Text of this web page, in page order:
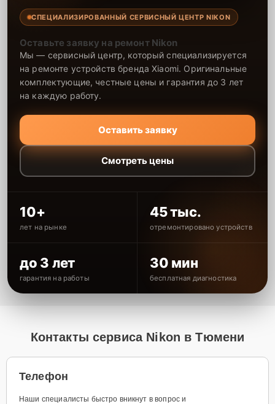
СПЕЦИАЛИЗИРОВАННЫЙ СЕРВИСНЫЙ ЦЕНТР NIKON
Оставьте заявку на ремонт Nikon
Мы — сервисный центр, который специализируется
на ремонте устройств бренда Xiaomi. Оригинальные
комплектующие, честные цены и гарантия до 3 лет
на каждую работу.
Оставить заявку
Смотреть цены
10+
лет на рынке
45 тыс.
отремонтировано устройств
до 3 лет
гарантия на работы
30 мин
бесплатная диагностика
Контакты сервиса Nikon в Тюмени
Телефон
Наши специалисты быстро вникнут в вопрос и